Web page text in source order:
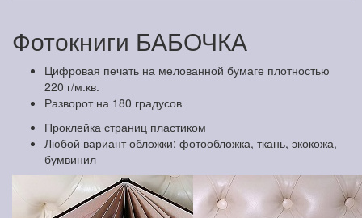
Фотокниги БАБОЧКА
Цифровая печать на мелованной бумаге плотностью
220 г/м.кв.
Разворот на 180 градусов
Проклейка страниц пластиком
Любой вариант обложки: фотообложка, ткань, экокожа,
бумвинил